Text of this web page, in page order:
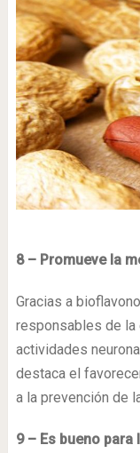
8 – Promueve la
Gracias a
responsables de la
actividades
destaca el
a la prevención de
9 – Es bueno para